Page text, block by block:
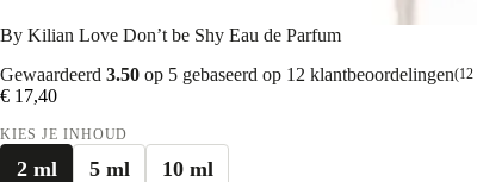
By Kilian Love Don’t be Shy Eau de Parfum
Gewaardeerd 3.50 op 5 gebaseerd op 12 klantbeoordelingen(12
€ 17,40
KIES JE INHOUD
2 ml 5 ml 10 ml